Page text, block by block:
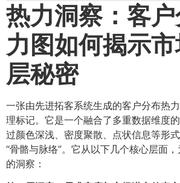
热力洞察：客
力图如何揭示
层秘密
一张由先进拓客系统生成的客户分布热
理标记。它是一个融合了多重数据维度
过颜色深浅、密度聚散、点状信息等形
“骨骼与脉络”。它从以下几个核心层面
的洞察：